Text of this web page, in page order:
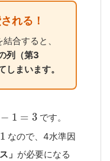
れる！
合すると、
列（第3
まいます。
です。
なので、4水準因
」 が必要になる